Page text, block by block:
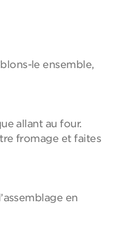
le ensemble,
allant au four.
fromage et faites
en